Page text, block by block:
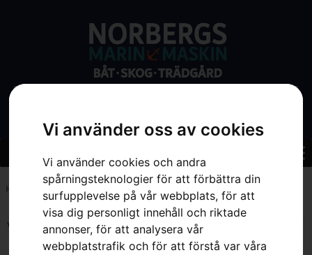
Vi använder oss av cookies
Vi använder cookies och andra
spårningsteknologier för att förbättra din
surfupplevelse på vår webbplats, för att
visa dig personligt innehåll och riktade
annonser, för att analysera vår
webbplatstrafik och för att förstå var våra
Hem 112 mm
Visar alla 4 resultat